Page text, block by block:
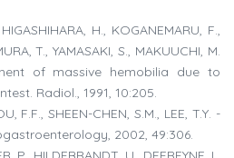
H., KOGANEMARU, F.,
T., YAMASAKI, S., MAKUUCHI, M.
of massive hemobilia due to
Radiol., 1991, 10:205.
F.F., SHEEN-CHEN, S.M., LEE, T.Y. -
2002, 49:306.